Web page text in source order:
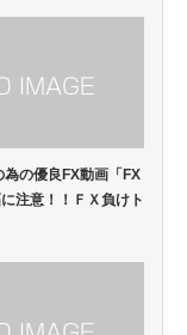
為の優良FX動画「FX
注意！！ＦＸ負けト